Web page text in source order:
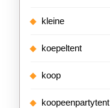
kleine
koepeltent
koop
koopeenpartytent